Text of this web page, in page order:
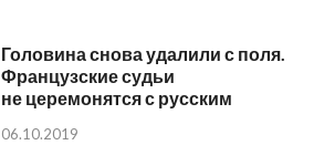
Головина снова удалили с поля.
Французские судьи
не церемонятся с русским
06.10.2019